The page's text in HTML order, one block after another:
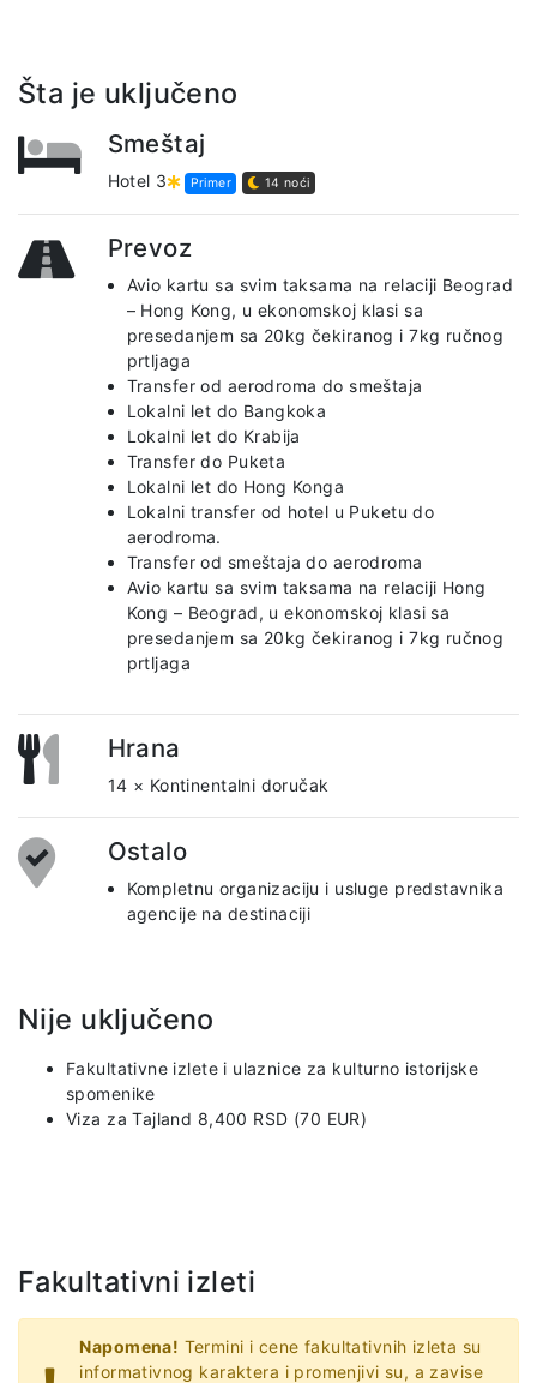
Šta je uključeno
Smeštaj
Hotel 3 Primer 14 noći
Prevoz
Avio kartu sa svim taksama na relaciji Beograd
– Hong Kong, u ekonomskoj klasi sa
presedanjem sa 20kg čekiranog i 7kg ručnog
prtljaga
Transfer od aerodroma do smeštaja
Lokalni let do Bangkoka
Lokalni let do Krabija
Transfer do Puketa
Lokalni let do Hong Konga
Lokalni transfer od hotel u Puketu do
aerodroma.
Transfer od smeštaja do aerodroma
Avio kartu sa svim taksama na relaciji Hong
Kong – Beograd, u ekonomskoj klasi sa
presedanjem sa 20kg čekiranog i 7kg ručnog
prtljaga
Hrana
14 × Kontinentalni doručak
Ostalo
Kompletnu organizaciju i usluge predstavnika
agencije na destinaciji
Nije uključeno
Fakultativne izlete i ulaznice za kulturno istorijske
spomenike
Viza za Tajland 8,400 RSD (70 EUR)
Fakultativni izleti
Napomena! Termini i cene fakultativnih izleta su
informativnog karaktera i promenjivi su, a zavise